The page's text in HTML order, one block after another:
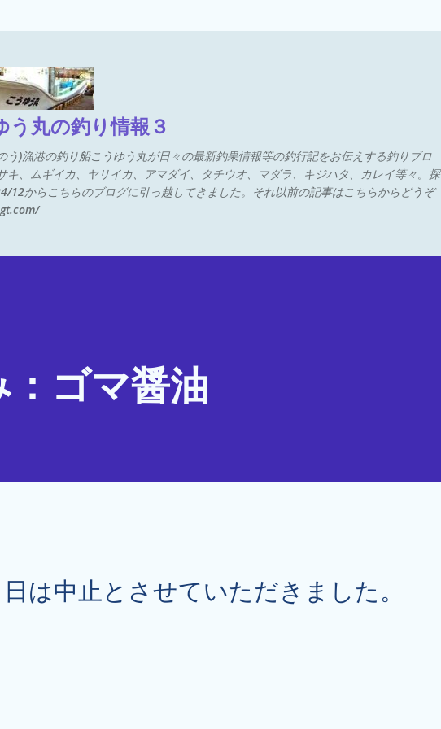
う丸の釣り情報３
う)漁港の釣り船こうゆう丸が日々の最新釣果情報等の釣行記をお伝えする釣りブロ
キ、ムギイカ、ヤリイカ、アマダイ、タチウオ、マダラ、キジハタ、カレイ等々。探
12からこちらのブログに引っ越してきました。それ以前の記事はこちらからどうぞ
：ゴマ醤油
日は中止とさせていただきました。